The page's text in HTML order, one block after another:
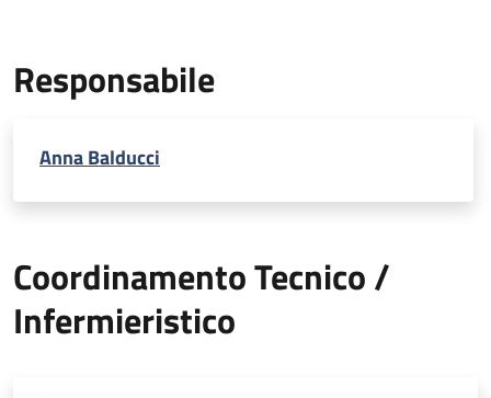
Responsabile
Anna Balducci
Coordinamento Tecnico /
Infermieristico